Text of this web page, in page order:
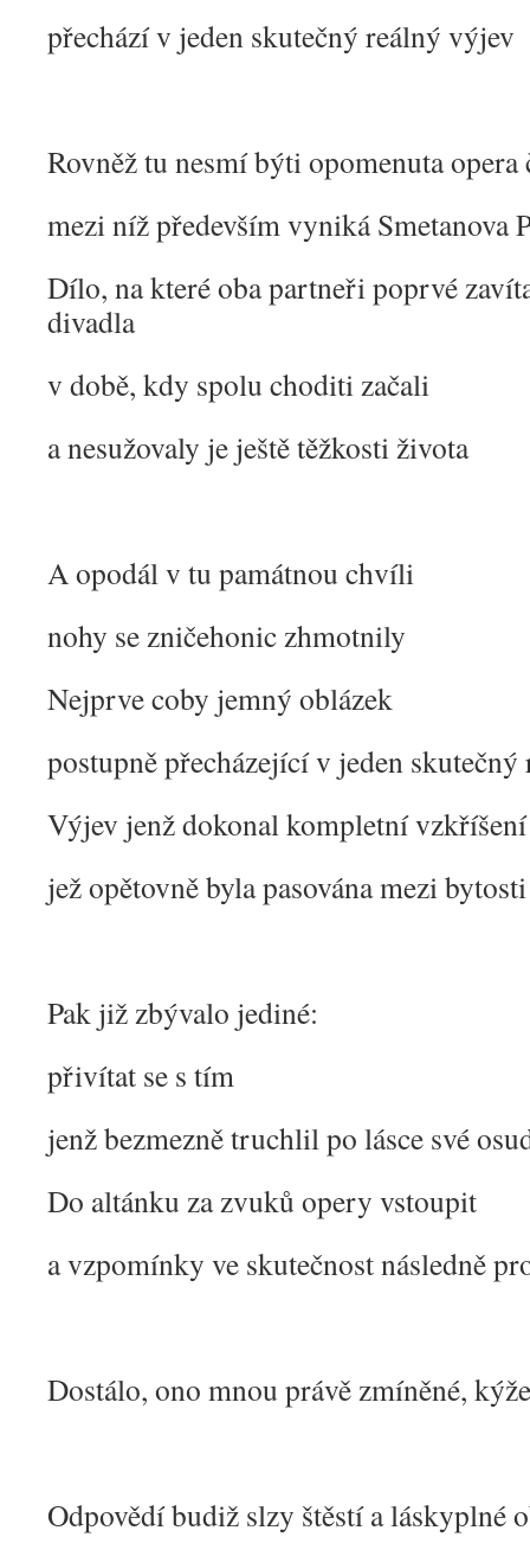
přechází v jeden skutečný reálný výjev
Rovněž tu nesmí býti opomenuta opera
mezi níž především vyniká Smetanova
Dílo, na které oba partneři poprvé
divadla
v době, kdy spolu choditi začali
a nesužovaly je ještě těžkosti života
A opodál v tu památnou chvíli
nohy se zničehonic zhmotnily
Nejprve coby jemný oblázek
postupně přecházející v jeden
Výjev jenž dokonal kompletní vzkříšení
jež opětovně byla pasována mezi
Pak již zbývalo jediné:
přivítat se s tím
jenž bezmezně truchlil po lásce své
Do altánku za zvuků opery vstoupit
a vzpomínky ve skutečnost následně
Dostálo, ono mnou právě zmíněné,
Odpovědí budiž slzy štěstí a láskyplné